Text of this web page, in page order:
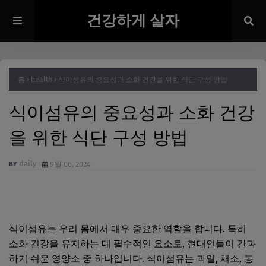
건강하게 살자
홈 health 식이섬유의 중요성과 소화 건강을 위한 식단 구성 방법
식이섬유의 중요성과 소화 건강
을 위한 식단 구성 방법
daily 9월 06, 2024
식이섬유는 우리 몸에서 매우 중요한 역할을 합니다. 특히
소화 건강을 유지하는 데 필수적인 요소로, 현대인들이 간과
하기 쉬운 영양소 중 하나입니다. 식이섬유는 과일, 채소, 통